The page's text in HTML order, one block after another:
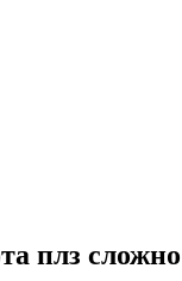
плз сложно